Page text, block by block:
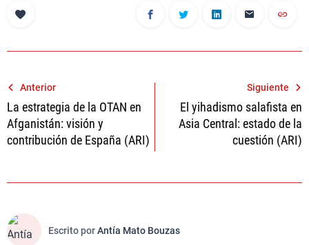
Navegación
de
entradas
Anterior
La estrategia de la OTAN en
Afganistán: visión y
contribución de España (ARI)
Siguiente
El yihadismo salafista en
Asia Central: estado de la
cuestión (ARI)
Escrito porAntía Mato Bouzas